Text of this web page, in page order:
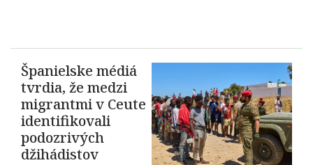
Španielske médiá
tvrdia, že medzi
migrantmi v Ceute
identifikovali
podozrivých
džihádistov